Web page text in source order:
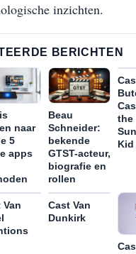
inzichten.
BERICHTEN
naar
5
apps
Beau
Schneider:
bekende
GTST-acteur,
biografie en
rollen
the
Kid
Van
Cast Van
Dunkirk